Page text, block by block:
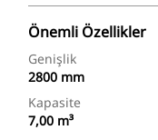
Önemli Özellikler
Genişlik
2800 mm
Kapasite
7,00 m³